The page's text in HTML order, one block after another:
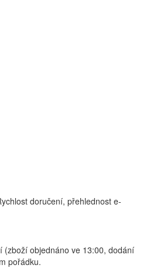
doručení, přehlednost e-
(zboží objednáno ve 13:00, dodání
pořádku.